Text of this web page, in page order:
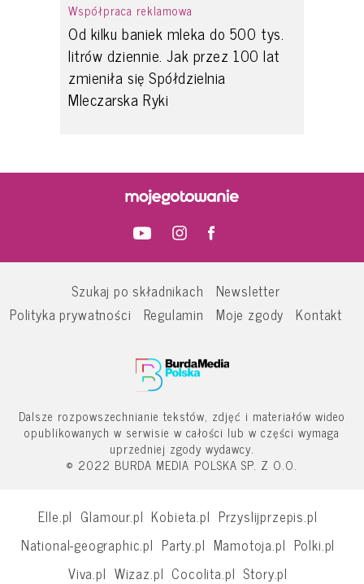
Współpraca reklamowa
Od kilku baniek mleka do 500 tys.
litrów dziennie. Jak przez 100 lat
zmieniła się Spółdzielnia
Mleczarska Ryki
Szukaj po składnikach
Newsletter
Polityka prywatności
Regulamin Moje zgody Kontakt
Dalsze rozpowszechnianie tekstów, zdjęć i materiałów wideo
opublikowanych w serwisie w całości lub w części wymaga
uprzedniej zgody wydawcy.
© 2022 BURDA MEDIA POLSKA SP. Z O.O.
Elle.pl Glamour.pl Kobieta.pl Przyslijprzepis.pl
National-geographic.pl Party.pl Mamotoja.pl Polki.pl
Viva.pl Wizaz.pl Cocolita.pl Story.pl